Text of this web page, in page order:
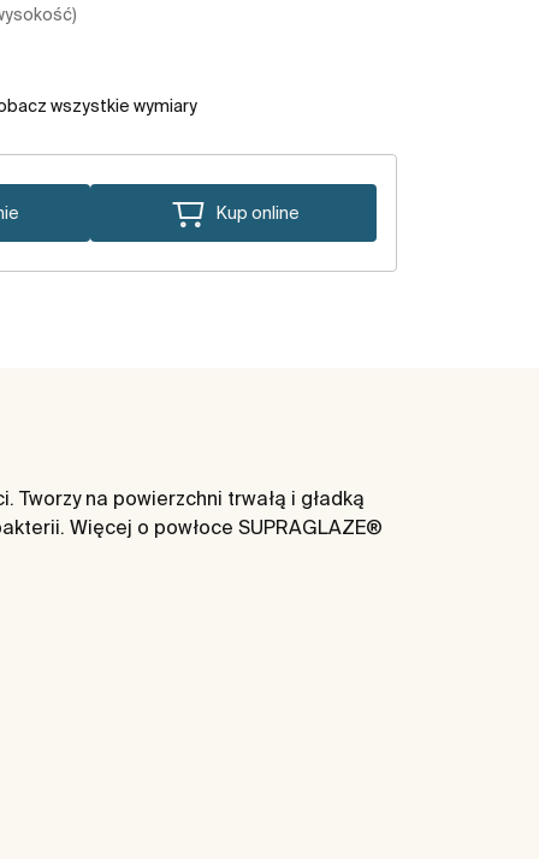
wszystkie wymiary
Kup online
Tworzy na powierzchni trwałą i gładką
Więcej o powłoce SUPRAGLAZE®